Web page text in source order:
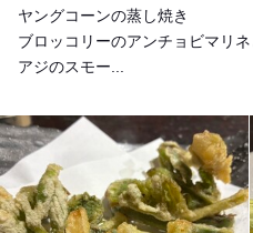
ヤングコーンの蒸し焼き
ブロッコリーのアンチョビマリ
アジのスモー...